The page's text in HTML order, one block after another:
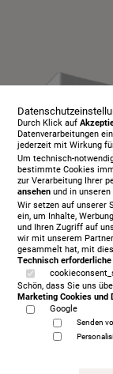
Infopaket
Über uns
Serviceangebot
Öffnungszeiten
Beratungstermin
Probeschlafen
Kontakt
Durch Klick auf
Datenverarbeitungen
jederzeit mit Wirkung
Um technisch-
bestimmte Cookies
zur Verarbeitung Ihrer
ansehen und in unseren
Wir setzen auf unserer
ein, um Inhalte,
und Ihren Zugriff auf
wir mit unserem
gesammelt hat, mit
Technisch
Schön, dass Sie uns
Marketing Cookies und
Google
Senden